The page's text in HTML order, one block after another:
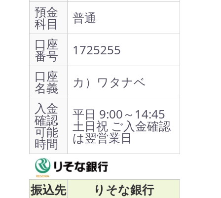
預金
科目
普通
口座
番号
1725255
口座
名義
カ）ワタナベ
入金
確認
可能
時間
平日 9:00～14:45
土日祝 ご入金確認
は翌営業日
振込先
りそな銀行